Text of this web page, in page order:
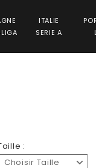
ITALIE
SERIE A
:
Choisir Taille